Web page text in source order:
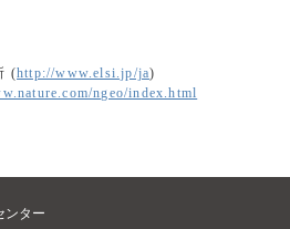
(http://www.elsi.jp/ja)
ngeo/index.html
ンター